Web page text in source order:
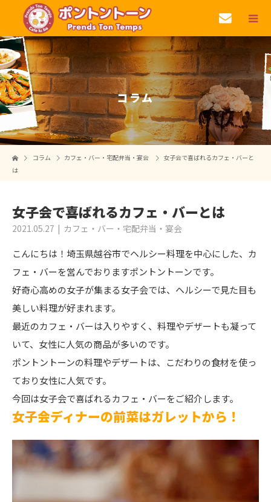
コラム
コラム カフェ・バー・宅配弁当・宴会
女子会で喜ばれるカフェ・バーと
は
女子会で喜ばれるカフェ・バーとは
2021.05.27 カフェ・バー・宅配弁当・宴会
こんにちは！埼玉県越谷市でヘルシー料理を中心にした、カ
フェ・バーを営んでおりますポントントーンです。
好奇心高めの女子が集まる女子会では、ヘルシーで見た目も
美しい料理が好まれます。
最近のカフェ・バーは入りやすく、料理やデザートも凝って
いて、女性に人気の商品が多いのです。
ポントントーンの料理やデザートは、こだわりの食材を使っ
ており女性に人気です。
今回は女子会で喜ばれるカフェ・バーをご紹介します。
女子会ディナーの前菜はガレットから！